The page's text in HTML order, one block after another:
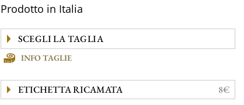
Prodotto in Italia
INFO TAGLIE
ETICHETTA RICAMATA 8€